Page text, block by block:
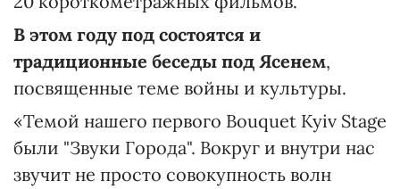
В этом году под состоятся и
традиционные беседы под Ясенем,
посвященные теме войны и культуры.
«Темой нашего первого Bouquet Kyiv Stage
были "Звуки Города". Вокруг и внутри нас
звучит не просто совокупность волн